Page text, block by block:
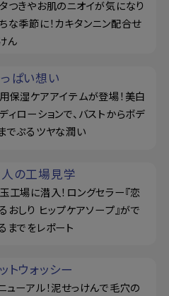
つきやお肌のニオイが気になり
な季節に！カキタンニン配合せ
ん
ぱい想い
保湿ケアアイテムが登場！美白
ィローションで、バストからボデ
でぷるツヤな潤い
の工場見学
工場に潜入！ロングセラー『恋
おしり ヒップケアソープ』がで
までをレポート
トウォッシー
ューアル！泥せっけんで毛穴の